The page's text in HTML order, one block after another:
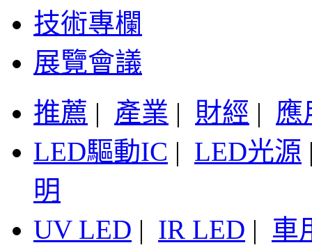
技術專欄
展覽會議
推薦 | 產業 | 財經 | 應
LED驅動IC | LED光源
明
UV LED | IR LED | 車